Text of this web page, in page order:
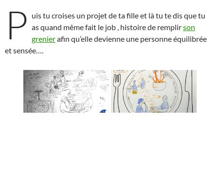
P uis tu croises un projet de ta fille et là tu te dis que tu
as quand même fait le job , histoire de remplirson
grenierafin qu’elle devienne une personne équilibrée
et sensée….